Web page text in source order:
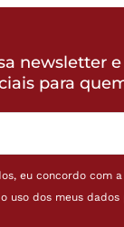
newsletter
para
eu concordo com a
uso dos meus